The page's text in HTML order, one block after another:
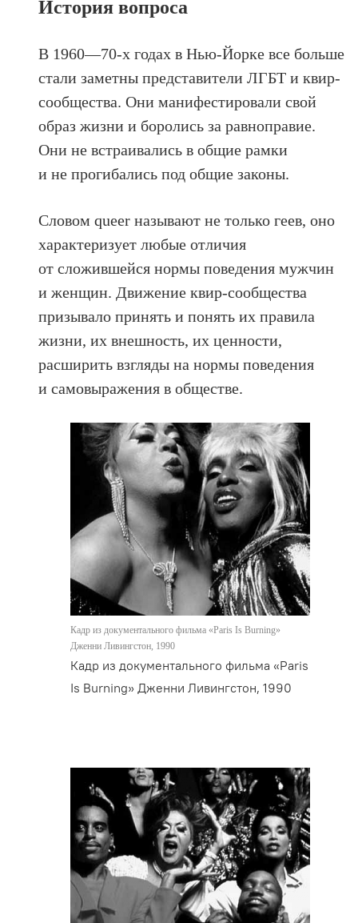
История вопроса
В 1960—70‑х годах в Нью-Йорке все больше
стали заметны представители ЛГБТ и квир-
сообщества. Они манифестировали свой
образ жизни и боролись за равноправие.
Они не встраивались в общие рамки
и не прогибались под общие законы.
Словом queer называют не только геев, оно
характеризует любые отличия
от сложившейся нормы поведения мужчин
и женщин. Движение квир-сообщества
призывало принять и понять их правила
жизни, их внешность, их ценности,
расширить взгляды на нормы поведения
и самовыражения в обществе.
Кадр из документального фильма «Paris Is Burning»
Дженни Ливингстон, 1990
Кадр из документального фильма «Paris
Is Burning» Дженни Ливингстон, 1990